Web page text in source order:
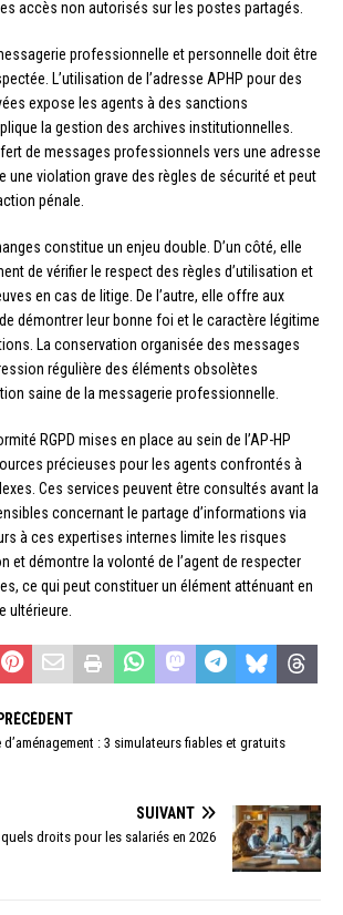
accès non autorisés sur les postes partagés.
professionnelle et personnelle doit être
L’utilisation de l’adresse APHP pour des
expose les agents à des sanctions
la gestion des archives institutionnelles.
de messages professionnels vers une adresse
une violation grave des règles de sécurité et peut
pénale.
constitue un enjeu double. D’un côté, elle
de vérifier le respect des règles d’utilisation et
en cas de litige. De l’autre, elle offre aux
démontrer leur bonne foi et le caractère légitime
La conservation organisée des messages
régulière des éléments obsolètes
saine de la messagerie professionnelle.
RGPD mises en place au sein de l’AP-HP
précieuses pour les agents confrontés à
Ces services peuvent être consultés avant la
concernant le partage d’informations via
à ces expertises internes limite les risques
et démontre la volonté de l’agent de respecter
ce qui peut constituer un élément atténuant en
ultérieure.
PRÉCÉDENT
d’aménagement : 3 simulateurs fiables et gratuits
SUIVANT
droits pour les salariés en 2026